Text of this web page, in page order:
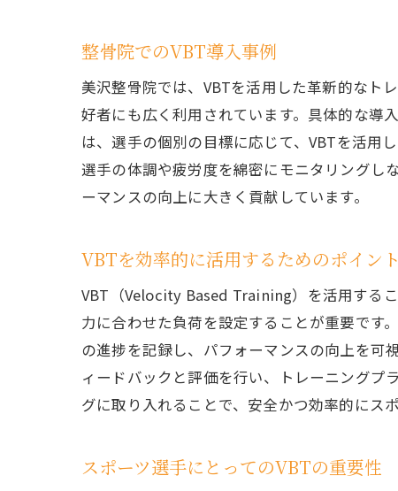
個別
スポーツ
トレ
整骨
柔軟
疲労
整骨
個々に合
VBT
目標
フィ
整骨院でのVBT導入事例
美沢整骨院では、VBTを活用した革新的なト
好者にも広く利用されています。具体的な導
は、選手の個別の目標に応じて、VBTを活用
選手の体調や疲労度を綿密にモニタリングし
ーマンスの向上に大きく貢献しています。
VBTを効率的に活用するためのポイント
VBT（Velocity Based Training）を活用する
力に合わせた負荷を設定することが重要です
の進捗を記録し、パフォーマンスの向上を可
ィードバックと評価を行い、トレーニングプ
グに取り入れることで、安全かつ効率的にス
スポーツ選手にとってのVBTの重要性